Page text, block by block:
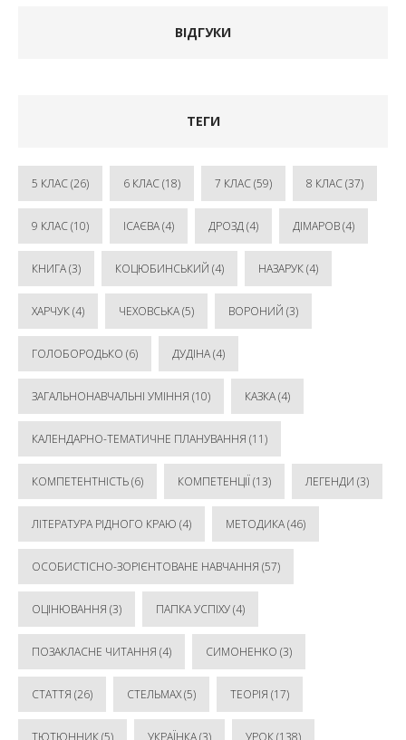
ВІДГУКИ
ТЕГИ
5 КЛАС(26) 6 КЛАС(18) 7 КЛАС(59) 8 КЛАС(37)
9 КЛАС(10) ІСАЄВА(4) ДРОЗД(4) ДІМАРОВ(4)
КНИГА(3) КОЦЮБИНСЬКИЙ (4) НАЗАРУК(4)
ХАРЧУК(4) ЧЕХОВСЬКА(5) ВОРОНИЙ (3)
ГОЛОБОРОДЬКО (6) ДУДІНА(4)
ЗАГАЛЬНОНАВЧАЛЬНІ УМІННЯ (10) КАЗКА(4)
КАЛЕНДАРНО-ТЕМАТИЧНЕ ПЛАНУВАННЯ (11)
КОМПЕТЕНТНІСТЬ(6) КОМПЕТЕНЦІЇ (13) ЛЕГЕНДИ (3)
ЛІТЕРАТУРА РІДНОГО КРАЮ (4) МЕТОДИКА(46)
ОСОБИСТІСНО-ЗОРІЄНТОВАНЕ НАВЧАННЯ (57)
ОЦІНЮВАННЯ (3) ПАПКА УСПІХУ(4)
ПОЗАКЛАСНЕ ЧИТАННЯ (4) СИМОНЕНКО (3)
СТАТТЯ (26) СТЕЛЬМАХ(5) ТЕОРІЯ (17)